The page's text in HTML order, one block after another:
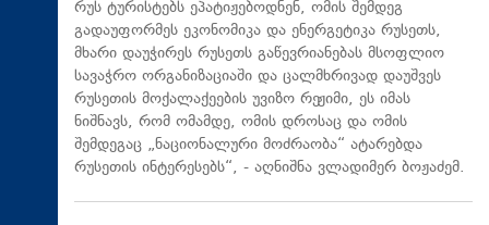
რუს ტურისტებს ეპატიჟებოდნენ, ომის შემდეგ
გადაუფორმეს ეკონომიკა და ენერგეტიკა რუსეთს,
მხარი დაუჭირეს რუსეთს გაწევრიანებას მსოფლიო
სავაჭრო ორგანიზაციაში და ცალმხრივად დაუშვეს
რუსეთის მოქალაქეების უვიზო რეჟიმი, ეს იმას
ნიშნავს, რომ ომამდე, ომის დროსაც და ომის
შემდეგაც „ნაციონალური მოძრაობა“ ატარებდა
რუსეთის ინტერესებს“, - აღნიშნა ვლადიმერ ბოჟაძემ.